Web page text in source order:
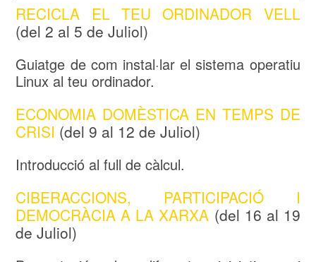
RECICLA EL TEU ORDINADOR VELL
(del 2 al 5 de Juliol)
Guiatge de com instal·lar el sistema operatiu
Linux al teu ordinador.
ECONOMIA DOMÈSTICA EN TEMPS DE
CRISI (del 9 al 12 de Juliol)
Introducció al full de càlcul.
CIBERACCIONS, PARTICIPACIÓ I
DEMOCRÀCIA A LA XARXA (del 16 al 19
de Juliol)